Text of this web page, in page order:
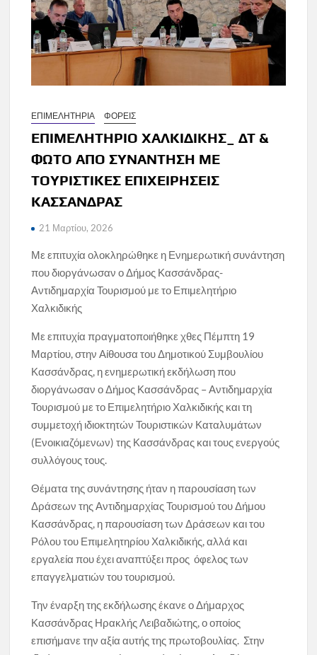
ΕΠΙΜΕΛΗΤΗΡΙΑ ΦΟΡΕΙΣ
ΕΠΙΜΕΛΗΤΗΡΙΟ ΧΑΛΚΙΔΙΚΗΣ_ ΔΤ &
ΦΩΤΟ ΑΠΟ ΣΥΝΑΝΤΗΣΗ ΜΕ
ΤΟΥΡΙΣΤΙΚΕΣ ΕΠΙΧΕΙΡΗΣΕΙΣ
ΚΑΣΣΑΝΔΡΑΣ
21 Μαρτίου, 2026
Με επιτυχία ολοκληρώθηκε η Ενημερωτική συνάντηση
που διοργάνωσαν ο Δήμος Κασσάνδρας-
Αντιδημαρχία Τουρισμού με το Επιμελητήριο
Χαλκιδικής
Με επιτυχία πραγματοποιήθηκε χθες Πέμπτη 19
Μαρτίου, στην Αίθουσα του Δημοτικού Συμβουλίου
Κασσάνδρας, η ενημερωτική εκδήλωση που
διοργάνωσαν ο Δήμος Κασσάνδρας – Αντιδημαρχία
Τουρισμού με το Επιμελητήριο Χαλκιδικής και τη
συμμετοχή ιδιοκτητών Τουριστικών Καταλυμάτων
(Ενοικιαζόμενων) της Κασσάνδρας και τους ενεργούς
συλλόγους τους.
Θέματα της συνάντησης ήταν η παρουσίαση των
Δράσεων της Αντιδημαρχίας Τουρισμού του Δήμου
Κασσάνδρας, η παρουσίαση των Δράσεων και του
Ρόλου του Επιμελητηρίου Χαλκιδικής, αλλά και
εργαλεία που έχει αναπτύξει προς όφελος των
επαγγελματιών του τουρισμού.
Την έναρξη της εκδήλωσης έκανε ο Δήμαρχος
Κασσάνδρας Ηρακλής Λειβαδιώτης, ο οποίος
επισήμανε την αξία αυτής της πρωτοβουλίας. Στην